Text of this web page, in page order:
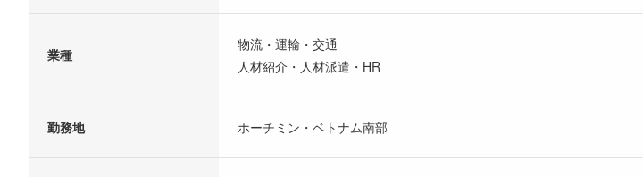
業種
物流・運輸・交通
人材紹介・人材派遣・HR
勤務地 ホーチミン・ベトナム南部